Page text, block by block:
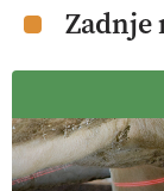
[EKOloško =
PRISLUHNITE
https://t.co/
Zadnje